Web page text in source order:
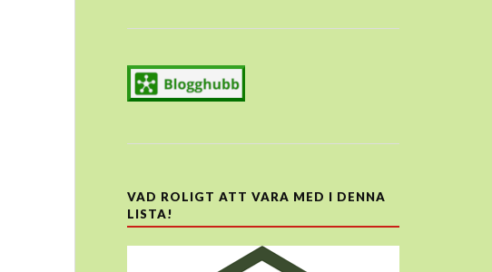
VAD ROLIGT ATT VARA MED I DENNA
LISTA!